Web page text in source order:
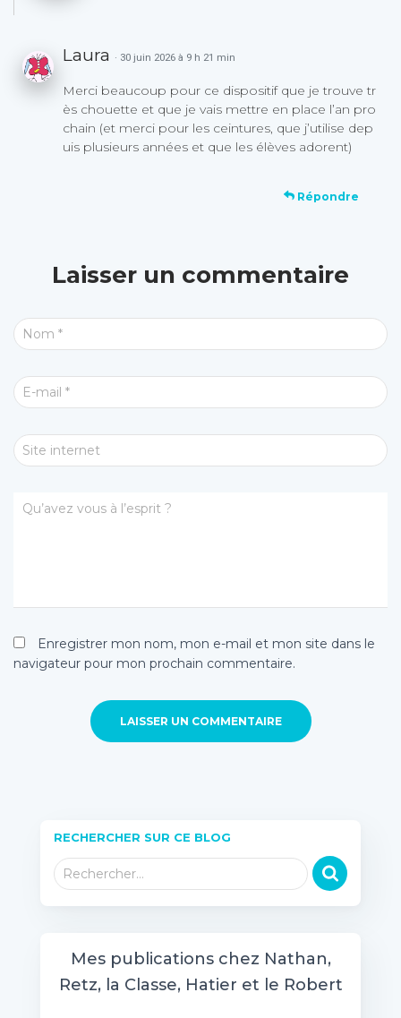
Laura · 30 juin 2026 à 9 h 21 min
Merci beaucoup pour ce dispositif que je trouve tr
ès chouette et que je vais mettre en place l’an pro
chain (et merci pour les ceintures, que j’utilise dep
uis plusieurs années et que les élèves adorent)
Répondre
Laisser un commentaire
Nom *
E-mail *
Site internet
Qu’avez vous à l’esprit ?
Enregistrer mon nom, mon e-mail et mon site dans le
navigateur pour mon prochain commentaire.
RECHERCHER SUR CE BLOG
R Rechercher…
Mes publications chez Nathan,
Retz, la Classe, Hatier et le Robert